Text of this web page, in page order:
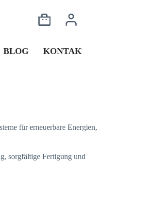
BLOG KONTAKT
für erneuerbare Energien,
sorgfältige Fertigung und